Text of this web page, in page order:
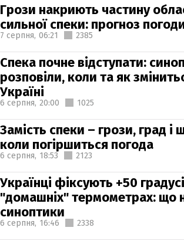
Грози накриють частину
сильної спеки: прогноз
7 серпня, 06:21 2385
Спека почне відступати:
розповіли, коли та як
Україні
6 серпня, 20:00 1025
Замість спеки – грози, град і
коли погіршиться погода
6 серпня, 18:53 2123
Українці фіксують +50
"домашніх" термометрах: що
синоптики
6 серпня, 16:46 2338